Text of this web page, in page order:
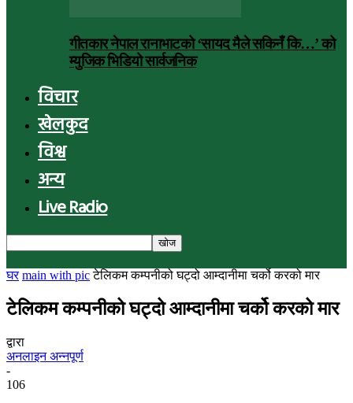
गीतकार नेपाल रानाभाटको ‘सायद मैले सकिनँ कि…’ को
म्युजिक भिडियो सार्वजनिक
विचार
खेलकुद
विश्व
अन्य
Live Radio
घर main with pic टेलिकम कम्पनीको घट्दो आम्दानीमा चर्को करको मार
टेलिकम कम्पनीको घट्दो आम्दानीमा चर्को करको मार
द्वारा
अनलाइन अन्नपूर्ण
-
106